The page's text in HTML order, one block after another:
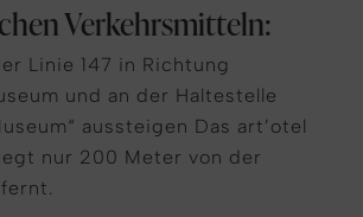
Verkehrsmitteln:
Linie 147 in Richtung
und an der Haltestelle
aussteigen Das art’otel
nur 200 Meter von der